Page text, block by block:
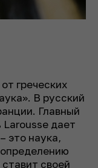
греческих
В русский
Главный
Larousse дает
это наука,
своей